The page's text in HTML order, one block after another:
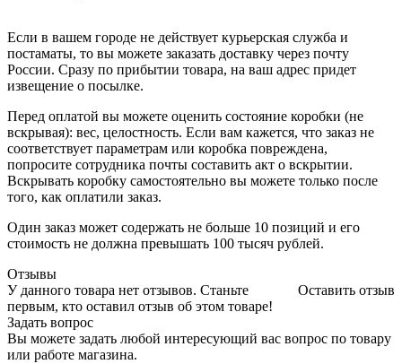
Если в вашем городе не действует курьерская служба и
постаматы, то вы можете заказать доставку через почту
России. Сразу по прибытии товара, на ваш адрес придет
извещение о посылке.
Перед оплатой вы можете оценить состояние коробки (не
вскрывая): вес, целостность. Если вам кажется, что заказ не
соответствует параметрам или коробка повреждена,
попросите сотрудника почты составить акт о вскрытии.
Вскрывать коробку самостоятельно вы можете только после
того, как оплатили заказ.
Один заказ может содержать не больше 10 позиций и его
стоимость не должна превышать 100 тысяч рублей.
Отзывы
Оставить отзыв
У данного товара нет отзывов. Станьте
первым, кто оставил отзыв об этом товаре!
Задать вопрос
Вы можете задать любой интересующий вас вопрос по товару
или работе магазина.